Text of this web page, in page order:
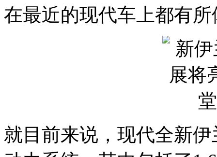
在最近的现代车上都有所
就目前来说，现代全新